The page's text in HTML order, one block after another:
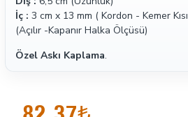
İç : 3 cm x 13 mm ( Kordon - Kemer
(Açılır -Kapanır Halka Ölçüsü)
Özel Askı Kaplama.